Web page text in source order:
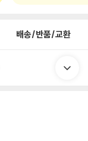
배송/반품/교환